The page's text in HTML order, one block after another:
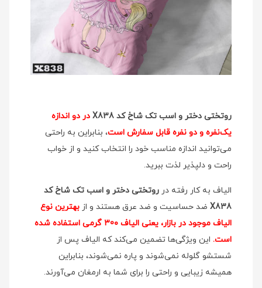
روتختی دختر و اسب تک شاخ کد X838
در دو اندازه
یک‌نفره و دو نفره قابل سفارش است، بنابراین به راحتی
می‌توانید اندازه مناسب خود را انتخاب کنید و از خواب
راحت و دلپذیر لذت ببرید.
الیاف به کار رفته در روتختی دختر و اسب تک شاخ کد
X838 ضد حساسیت و ضد عرق هستند و از بهترین نوع
الیاف موجود در بازار، یعنی الیاف ۳0۰ گرمی استفاده شده
است. این ویژگی‌ها تضمین می‌کند که الیاف پس از
شستشو گلوله نمی‌شوند و پاره نمی‌شوند، بنابراین
همیشه زیبایی و راحتی را برای شما به ارمغان می‌آورند.